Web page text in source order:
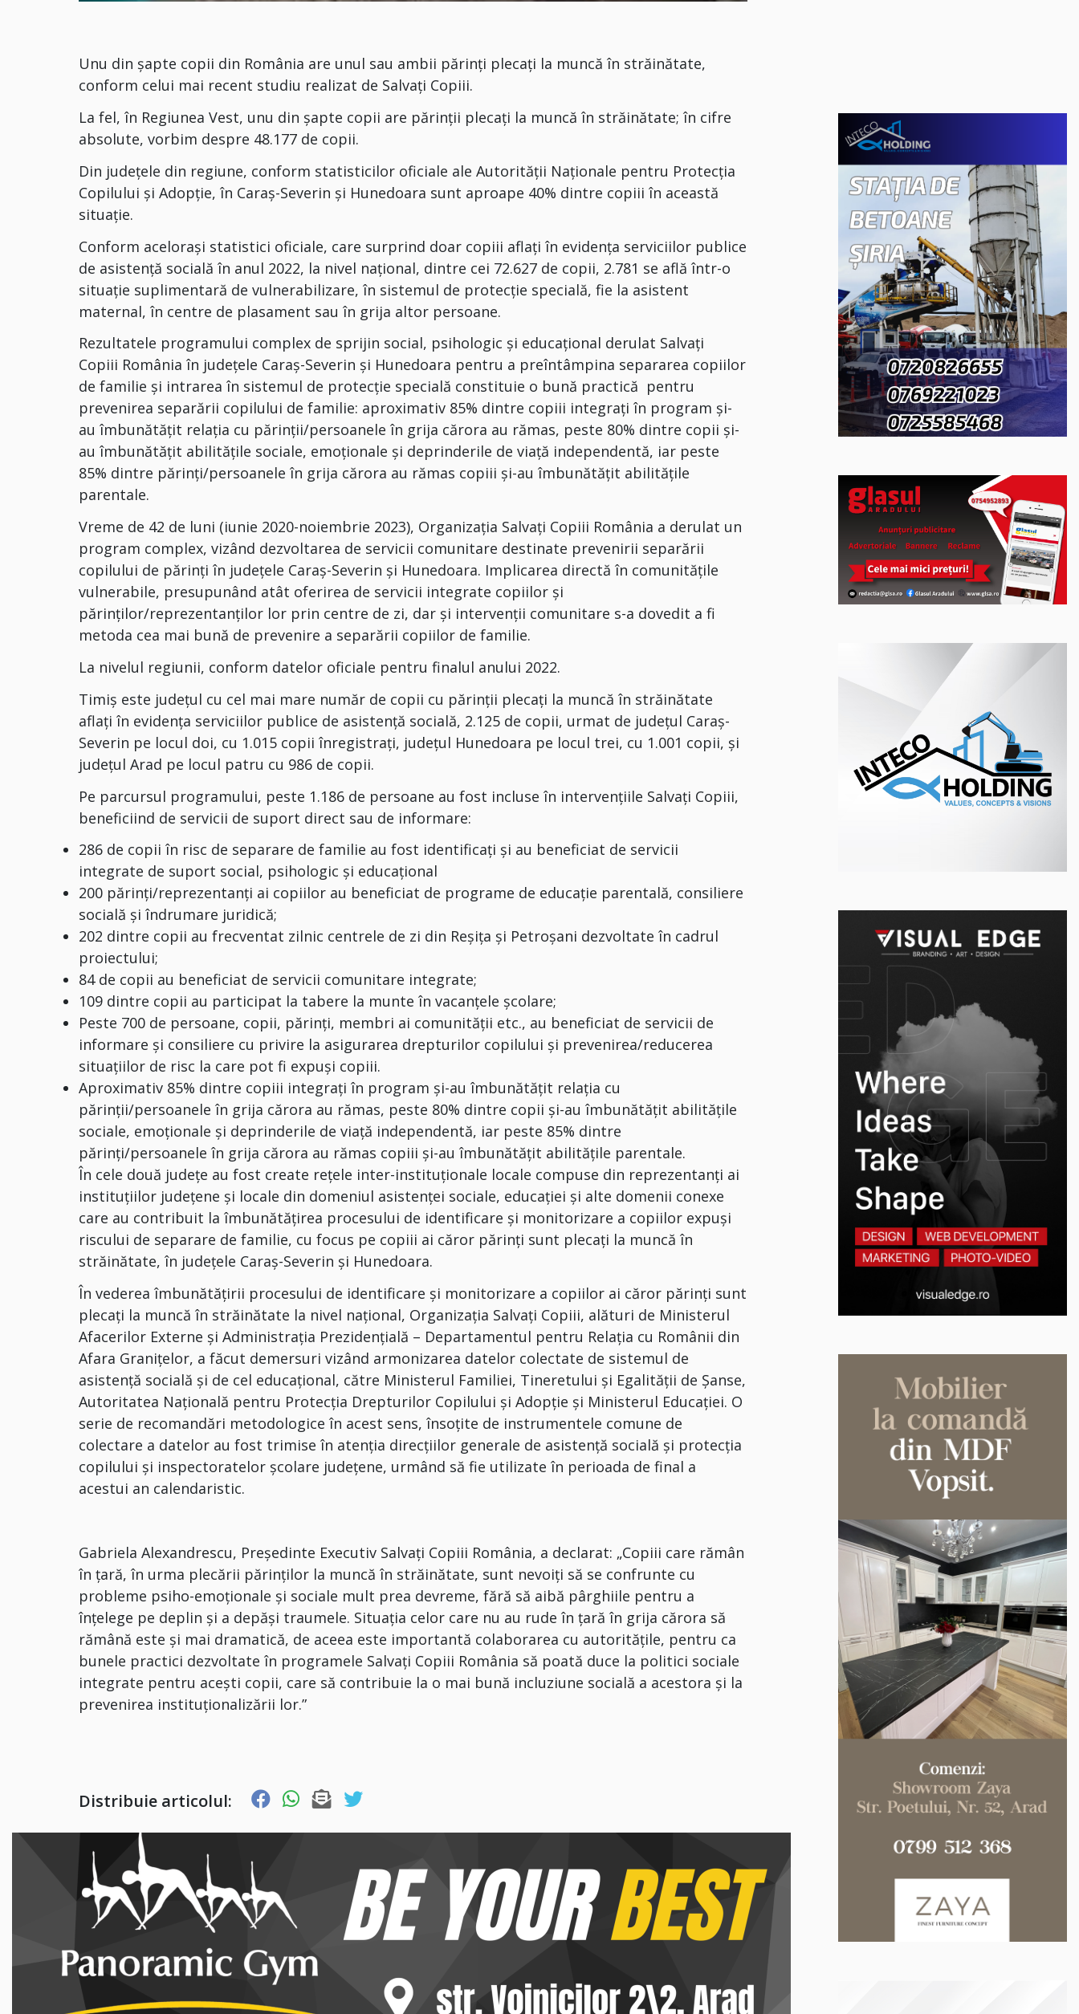
Unu din șapte copii din România are unul sau ambii părinți plecați la muncă în străinătate,
conform celui mai recent studiu realizat de Salvați Copiii.
La fel, în Regiunea Vest, unu din șapte copii are părinţii plecaţi la muncă în străinătate; în cifre
absolute, vorbim despre 48.177 de copii.
Din județele din regiune, conform statisticilor oficiale ale Autorității Naționale pentru Protecția
Copilului și Adopție, în Caraș-Severin și Hunedoara sunt aproape 40% dintre copiii în această
situație.
Conform aceloraşi statistici oficiale, care surprind doar copiii aflaţi în evidenţa serviciilor publice
de asistenţă socială în anul 2022, la nivel național, dintre cei 72.627 de copii, 2.781 se află într-o
situație suplimentară de vulnerabilizare, în sistemul de protecție specială, fie la asistent
maternal, în centre de plasament sau în grija altor persoane.
Rezultatele programului complex de sprijin social, psihologic și educațional derulat Salvați
Copiii România în județele Caraș-Severin și Hunedoara pentru a preîntâmpina separarea copiilor
de familie şi intrarea în sistemul de protecţie specială constituie o bună practică pentru
prevenirea separării copilului de familie: aproximativ 85% dintre copiii integrați în program şi-
au îmbunătăţit relaţia cu părinţii/persoanele în grija cărora au rămas, peste 80% dintre copii şi-
au îmbunătăţit abilităţile sociale, emoţionale şi deprinderile de viaţă independentă, iar peste
85% dintre părinţi/persoanele în grija cărora au rămas copiii şi-au îmbunătăţit abilităţile
parentale.
Vreme de 42 de luni (iunie 2020-noiembrie 2023), Organizația Salvați Copiii România a derulat un
program complex, vizând dezvoltarea de servicii comunitare destinate prevenirii separării
copilului de părinți în județele Caraș-Severin și Hunedoara. Implicarea directă în comunitățile
vulnerabile, presupunând atât oferirea de servicii integrate copiilor şi
părinţilor/reprezentanţilor lor prin centre de zi, dar şi intervenţii comunitare s-a dovedit a fi
metoda cea mai bună de prevenire a separării copiilor de familie.
La nivelul regiunii, conform datelor oficiale pentru finalul anului 2022.
Timiș este județul cu cel mai mare număr de copii cu părinții plecați la muncă în străinătate
aflați în evidența serviciilor publice de asistență socială, 2.125 de copii, urmat de județul Caraș-
Severin pe locul doi, cu 1.015 copii înregistrați, județul Hunedoara pe locul trei, cu 1.001 copii, și
județul Arad pe locul patru cu 986 de copii.
Pe parcursul programului, peste 1.186 de persoane au fost incluse în intervenţiile Salvați Copiii,
beneficiind de servicii de suport direct sau de informare:
286 de copii în risc de separare de familie au fost identificaţi şi au beneficiat de servicii
integrate de suport social, psihologic şi educaţional
200 părinţi/reprezentanţi ai copiilor au beneficiat de programe de educaţie parentală, consiliere
socială şi îndrumare juridică;
202 dintre copii au frecventat zilnic centrele de zi din Reșița și Petroșani dezvoltate în cadrul
proiectului;
84 de copii au beneficiat de servicii comunitare integrate;
109 dintre copii au participat la tabere la munte în vacanţele şcolare;
Peste 700 de persoane, copii, părinți, membri ai comunității etc., au beneficiat de servicii de
informare şi consiliere cu privire la asigurarea drepturilor copilului şi prevenirea/reducerea
situaţiilor de risc la care pot fi expuşi copiii.
Aproximativ 85% dintre copiii integrați în program şi-au îmbunătăţit relaţia cu
părinţii/persoanele în grija cărora au rămas, peste 80% dintre copii şi-au îmbunătăţit abilităţile
sociale, emoţionale şi deprinderile de viaţă independentă, iar peste 85% dintre
părinţi/persoanele în grija cărora au rămas copiii şi-au îmbunătăţit abilităţile parentale.
În cele două judeţe au fost create reţele inter-instituţionale locale compuse din reprezentanţi ai
instituţiilor judeţene şi locale din domeniul asistenţei sociale, educaţiei şi alte domenii conexe
care au contribuit la îmbunătățirea procesului de identificare și monitorizare a copiilor expuși
riscului de separare de familie, cu focus pe copiii ai căror părinţi sunt plecaţi la muncă în
străinătate, în judeţele Caraș-Severin și Hunedoara.
În vederea îmbunătăţirii procesului de identificare și monitorizare a copiilor ai căror părinţi sunt
plecaţi la muncă în străinătate la nivel naţional, Organizaţia Salvaţi Copiii, alături de Ministerul
Afacerilor Externe şi Administraţia Prezidenţială – Departamentul pentru Relaţia cu Românii din
Afara Graniţelor, a făcut demersuri vizând armonizarea datelor colectate de sistemul de
asistenţă socială şi de cel educaţional, către Ministerul Familiei, Tineretului şi Egalităţii de Şanse,
Autoritatea Naţională pentru Protecţia Drepturilor Copilului şi Adopţie şi Ministerul Educaţiei. O
serie de recomandări metodologice în acest sens, însoţite de instrumentele comune de
colectare a datelor au fost trimise în atenţia direcţiilor generale de asistenţă socială şi protecţia
copilului şi inspectoratelor şcolare judeţene, urmând să fie utilizate în perioada de final a
acestui an calendaristic.
Gabriela Alexandrescu, Președinte Executiv Salvați Copiii România, a declarat: „Copiii care rămân
în țară, în urma plecării părinților la muncă în străinătate, sunt nevoiți să se confrunte cu
probleme psiho-emoționale și sociale mult prea devreme, fără să aibă pârghiile pentru a
înțelege pe deplin și a depăși traumele. Situația celor care nu au rude în țară în grija cărora să
rămână este și mai dramatică, de aceea este importantă colaborarea cu autoritățile, pentru ca
bunele practici dezvoltate în programele Salvați Copiii România să poată duce la politici sociale
integrate pentru acești copii, care să contribuie la o mai bună incluziune socială a acestora și la
prevenirea instituționalizării lor.”
Distribuie articolul: